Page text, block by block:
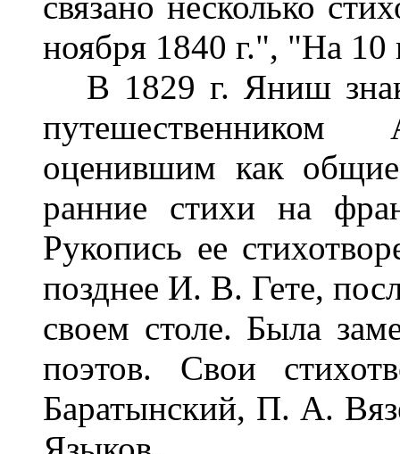
ноября 1840 г.", "На
В 1829 г. Яниш
оценившим как
ранние стихи на
Рукопись ее
позднее И. В. Гете,
своем столе. Была
поэтов. Свои
Баратынский, П. А.